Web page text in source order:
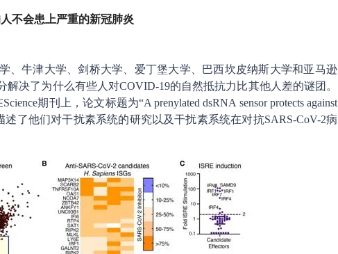
不会患上严重的新冠肺炎
、牛津大学、剑桥大学、爱丁堡大学、巴西坎皮纳斯大学和亚马逊
决了为什么有些人对COVID-19的自然抵抗力比其他人差的谜团。
期刊上，论文标题为“A prenylated dsRNA sensor protects against
述了他们对干扰素系统的研究以及干扰素系统在对抗SARS-CoV-2病